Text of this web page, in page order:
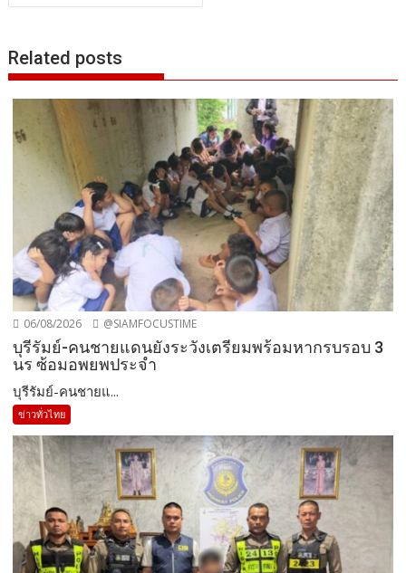
Related posts
06/08/2026 @SIAMFOCUSTIME
บุรีรัมย์-คนชายแดนยังระวังเตรียมพร้อมหากรบรอบ 3
นร ซ้อมอพยพประจำ
บุรีรัมย์-คนชายแ...
ข่าวทั่วไทย